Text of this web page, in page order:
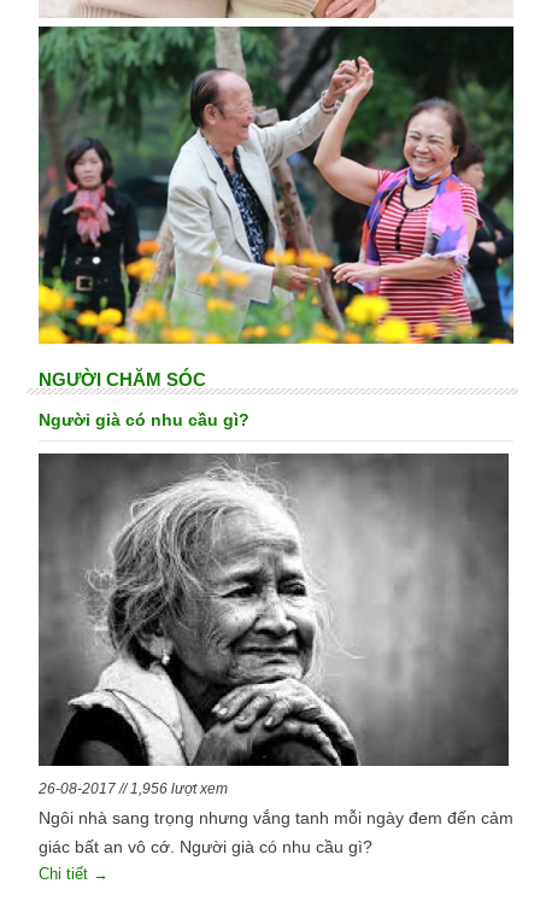
NGƯỜI CHĂM SÓC
Người già có nhu cầu gì?
26-08-2017 // 1,956 lượt xem
Ngôi nhà sang trọng nhưng vắng tanh mỗi ngày đem đến cảm
giác bất an vô cớ. Người già có nhu cầu gì?
Chi tiết →